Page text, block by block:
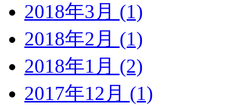
2018年3月 (1)
2018年2月 (1)
2018年1月 (2)
2017年12月 (1)